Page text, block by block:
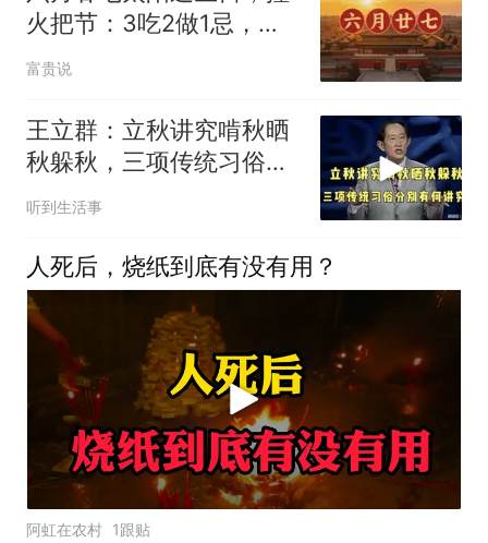
火把节：3吃2做1忌，福
气进门
富贵说
王立群：立秋讲究啃秋晒
秋躲秋，三项传统习俗分
别有何讲究？
听到生活事
人死后，烧纸到底有没有用？
阿虹在农村 1跟贴